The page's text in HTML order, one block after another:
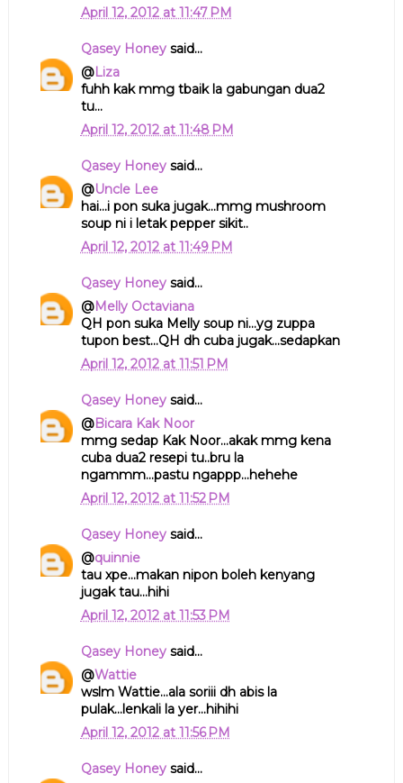
April 12, 2012 at 11:47 PM
Qasey Honeysaid...
@Liza
fuhh kak mmg tbaik la gabungan dua2
tu...
April 12, 2012 at 11:48 PM
Qasey Honeysaid...
@Uncle Lee
hai...i pon suka jugak...mmg mushroom
soup ni i letak pepper sikit..
April 12, 2012 at 11:49 PM
Qasey Honeysaid...
@Melly Octaviana
QH pon suka Melly soup ni...yg zuppa
tupon best...QH dh cuba jugak...sedapkan
April 12, 2012 at 11:51 PM
Qasey Honeysaid...
@Bicara Kak Noor
mmg sedap Kak Noor...akak mmg kena
cuba dua2 resepi tu..bru la
ngammm...pastu ngappp...hehehe
April 12, 2012 at 11:52 PM
Qasey Honeysaid...
@quinnie
tau xpe...makan nipon boleh kenyang
jugak tau...hihi
April 12, 2012 at 11:53 PM
Qasey Honeysaid...
@Wattie
wslm Wattie...ala soriii dh abis la
pulak...lenkali la yer...hihihi
April 12, 2012 at 11:56 PM
Qasey Honeysaid...